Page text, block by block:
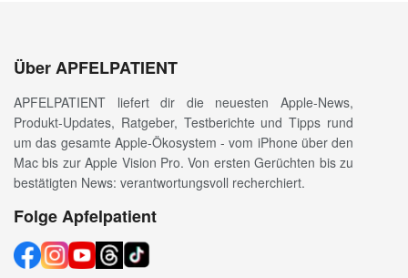
Über APFELPATIENT
APFELPATIENT liefert dir die neuesten Apple-News,
Produkt-Updates, Ratgeber, Testberichte und Tipps rund
um das gesamte Apple-Ökosystem - vom iPhone über den
Mac bis zur Apple Vision Pro. Von ersten Gerüchten bis zu
bestätigten News: verantwortungsvoll recherchiert.
Folge Apfelpatient